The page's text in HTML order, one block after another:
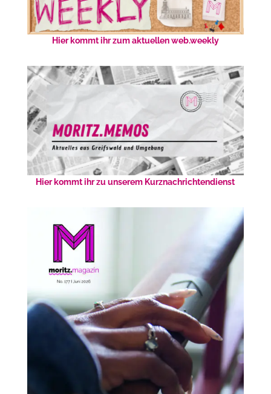
Hier kommt ihr zum aktuellen web.weekly
Hier kommt ihr zu unserem Kurznachrichtendienst